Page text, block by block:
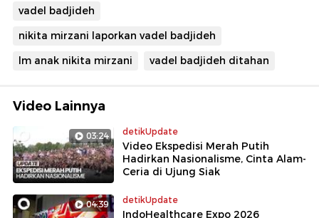
vadel badjideh
nikita mirzani laporkan vadel badjideh
lm anak nikita mirzani
vadel badjideh ditahan
Video Lainnya
03:24 detikUpdate
Video Ekspedisi Merah Putih
Hadirkan Nasionalisme, Cinta Alam-
Ceria di Ujung Siak
04:39 detikUpdate
IndoHealthcare Expo 2026